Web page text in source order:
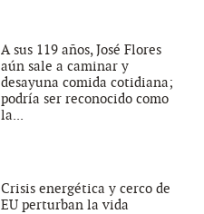
A sus 119 años, José Flores
aún sale a caminar y
desayuna comida cotidiana;
podría ser reconocido como
la...
Crisis energética y cerco de
EU perturban la vida